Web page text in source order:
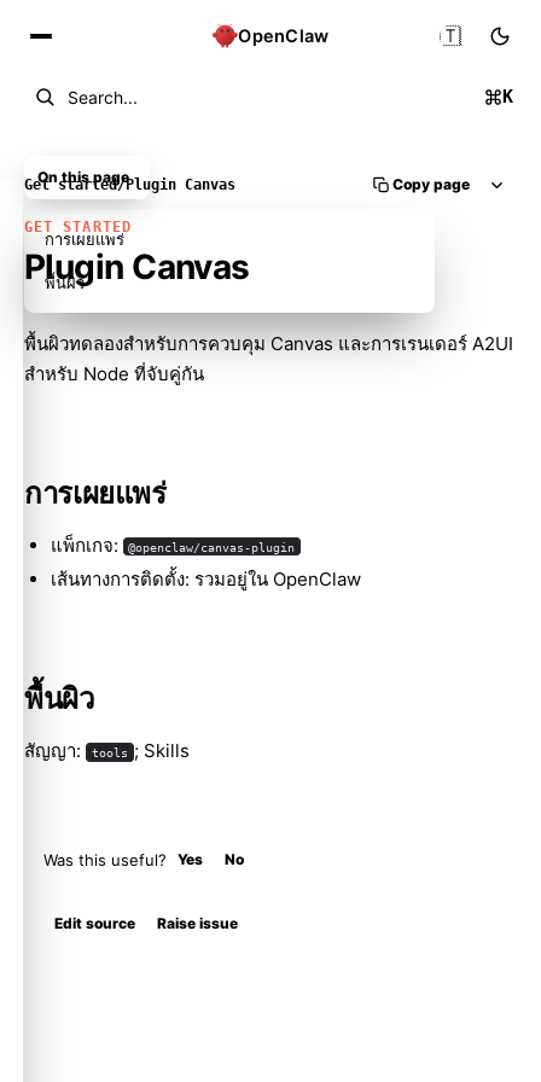
OpenClaw
Search... K
🇹🇭
Get started/Plugin Canvas Copy page
GET STARTED
Plugin Canvas
พื้นผิวทดลองสำหรับการควบคุม Canvas และการเรนเดอร์ A2UI
สำหรับ Node ที่จับคู่กัน
การเผยแพร่
แพ็กเกจ: @openclaw/canvas-plugin
เส้นทางการติดตั้ง: รวมอยู่ใน OpenClaw
พื้นผิว
สัญญา: tools ; Skills
Was this useful? Yes No
Edit source Raise issue
On this page
การเผยแพร่
พื้นผิว
Molty